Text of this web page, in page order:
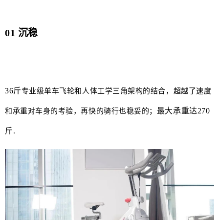
01 沉稳
36斤专业级单车飞轮和人体工学三角架构的结合，超越了速度
和承重对车身的考验，再快的骑行也稳妥的； 最大承重达270
斤.